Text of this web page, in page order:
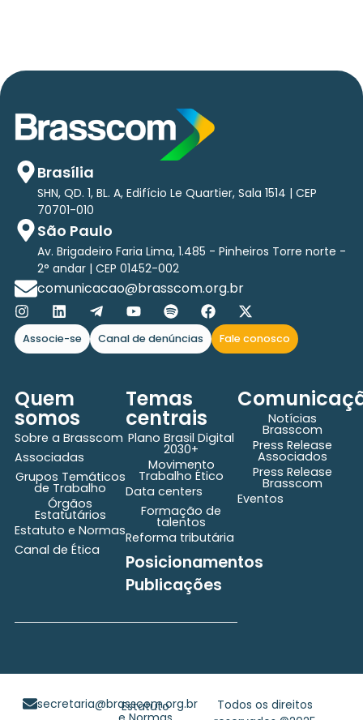
Brasília
SHN, QD. 1, BL. A, Edifício Le Quartier, Sala 1514 | CEP
70701-010
São Paulo
Av. Brigadeiro Faria Lima, 1.485 - Pinheiros Torre norte -
2° andar | CEP 01452-002
comunicacao@brasscom.org.br
Associe-se Canal de denúncias Fale conosco
Quem
somos
Sobre a Brasscom
Associadas
Grupos Temáticos
de Trabalho
Órgãos
Estatutários
Estatuto e Normas
Canal de Ética
Temas
centrais
Plano Brasil Digital
2030+
Movimento
Trabalho Ético
Data centers
Formação de
talentos
Reforma tributária
Posicionamentos
Publicações
Notícias
Brasscom
Press Release
Associados
Press Release
Brasscom
Eventos
Todos os direitos
secretaria@brasscom.org.br
Estatuto